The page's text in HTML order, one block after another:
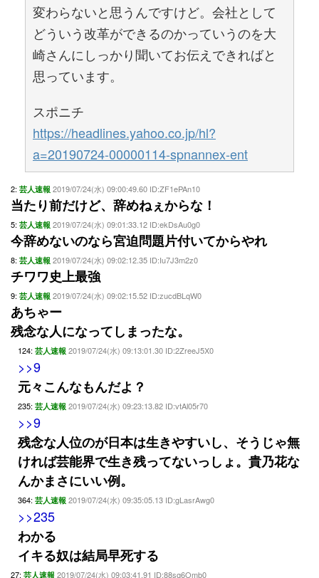
変わらないと思うんですけど。会社として
どういう改革ができるのかっていうのを大
崎さんにしっかり聞いてお伝えできればと
思っています。
スポニチ
https://headlines.yahoo.co.jp/hl?
a=20190724-00000114-spnannex-ent
2: 芸人速報 2019/07/24(水) 09:00:49.60 ID:ZF1ePAn10
当たり前だけど、辞めねぇからな！
5: 芸人速報 2019/07/24(水) 09:01:33.12 ID:ekDsAu0g0
今辞めないのなら宮迫問題片付いてからやれ
8: 芸人速報 2019/07/24(水) 09:02:12.35 ID:Iu7J3m2z0
チワワ史上最強
9: 芸人速報 2019/07/24(水) 09:02:15.52 ID:zucdBLqW0
あちゃー
残念な人になってしまったな。
124: 芸人速報 2019/07/24(水) 09:13:01.30 ID:2ZreeJ5X0
>>9
元々こんなもんだよ？
235: 芸人速報 2019/07/24(水) 09:23:13.82 ID:vtAl05r70
>>9
残念な人位のが日本は生きやすいし、そうじゃ無
ければ芸能界で生き残ってないっしょ。貴乃花な
んかまさにいい例。
364: 芸人速報 2019/07/24(水) 09:35:05.13 ID:gLasrAwg0
>>235
わかる
イキる奴は結局早死する
27: 芸人速報 2019/07/24(水) 09:03:41.91 ID:88sq6Omb0